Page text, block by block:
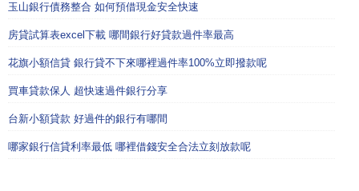
玉山銀行債務整合 如何預借現金安全快速
房貸試算表excel下載 哪間銀行好貸款過件率最高
花旗小額信貸 銀行貸不下來哪裡過件率100%立即撥款呢
買車貸款保人 超快速過件銀行分享
台新小額貸款 好過件的銀行有哪間
哪家銀行信貸利率最低 哪裡借錢安全合法立刻放款呢